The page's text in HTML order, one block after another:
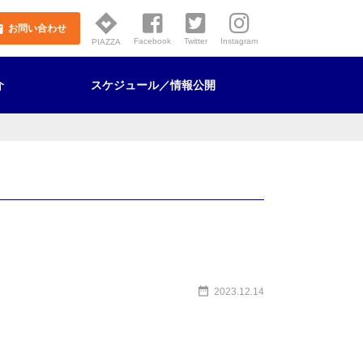
お問い合わせ
PIAZZA Facebook Twitter Instagram
スケジュール／情報公開
2023.12.14